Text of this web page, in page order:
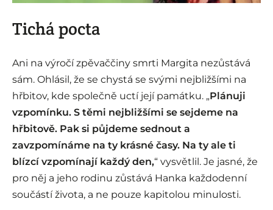
Tichá pocta
Ani na výročí zpěvaččiny smrti Margita nezůstává
sám. Ohlásil, že se chystá se svými nejbližšími na
hřbitov, kde společně uctí její památku. „Plánuji
vzpomínku. S těmi nejbližšími se sejdeme na
hřbitově. Pak si půjdeme sednout a
zavzpomínáme na ty krásné časy. Na ty ale ti
blízcí vzpomínají každý den,“ vysvětlil. Je jasné, že
pro něj a jeho rodinu zůstává Hanka každodenní
součástí života, a ne pouze kapitolou minulosti.